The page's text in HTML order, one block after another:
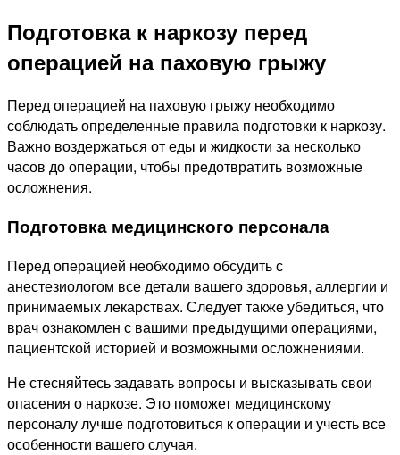
Подготовка к наркозу перед
операцией на паховую грыжу
Перед операцией на паховую грыжу необходимо
соблюдать определенные правила подготовки к наркозу.
Важно воздержаться от еды и жидкости за несколько
часов до операции, чтобы предотвратить возможные
осложнения.
Подготовка медицинского персонала
Перед операцией необходимо обсудить с
анестезиологом все детали вашего здоровья, аллергии и
принимаемых лекарствах. Следует также убедиться, что
врач ознакомлен с вашими предыдущими операциями,
пациентской историей и возможными осложнениями.
Не стесняйтесь задавать вопросы и высказывать свои
опасения о наркозе. Это поможет медицинскому
персоналу лучше подготовиться к операции и учесть все
особенности вашего случая.